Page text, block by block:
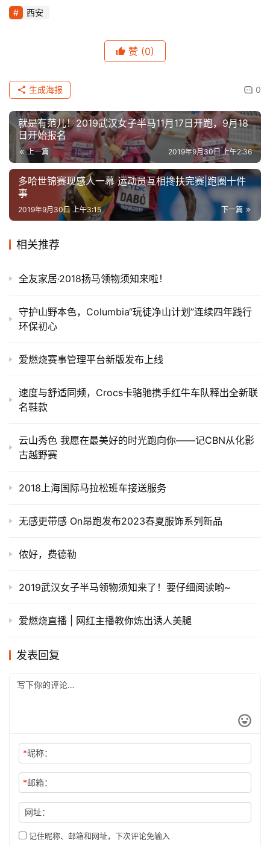
西安
赞 (0)
0
生成海报
就是有范儿！2019武汉女子半马11月17日开跑，9月18
日开始报名
上一篇 2019年9月30日 上午2:36
多哈世锦赛现感人一幕 运动员互相搀扶完赛|跑圈十件
事
下一篇
2019年9月30日 上午3:15
相关推荐
全友家居·2018扬马领物须知来啦！
守护山野本色，Columbia“玩徒净山计划”连续四年践行
环保初心
爱燃烧赛事管理平台新版发布上线
速度与舒适同频，Crocs卡骆驰携手红牛车队释出全新联
名鞋款
云山秀色 我愿在最美好的时光跑向你——记CBN从化影
古越野赛
2018上海国际马拉松班车接送服务
无感更带感 On昂跑发布2023春夏服饰系列新品
侬好，费德勒
2019武汉女子半马领物须知来了！要仔细阅读哟~
爱燃烧直播 | 网红主播教你炼出诱人美腿
发表回复
*昵称：
*邮箱：
网址：
记住昵称、邮箱和网址，下次评论免输入